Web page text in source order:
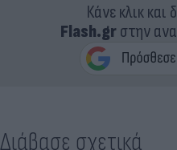
Κάνε κλικ και
Flash.grστην
Διάβασε σχετικά